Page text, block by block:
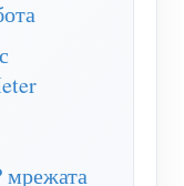
мрежата